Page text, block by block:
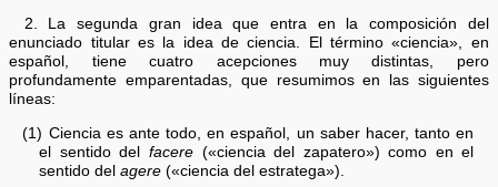
2. La segunda gran idea que entra en la composición del
enunciado titular es la idea de ciencia. El término «ciencia», en
español, tiene cuatro acepciones muy distintas, pero
profundamente emparentadas, que resumimos en las siguientes
líneas:
(1) Ciencia es ante todo, en español, un saber hacer, tanto en
el sentido del facere(«ciencia del zapatero») como en el
sentido delagere («ciencia del estratega»).